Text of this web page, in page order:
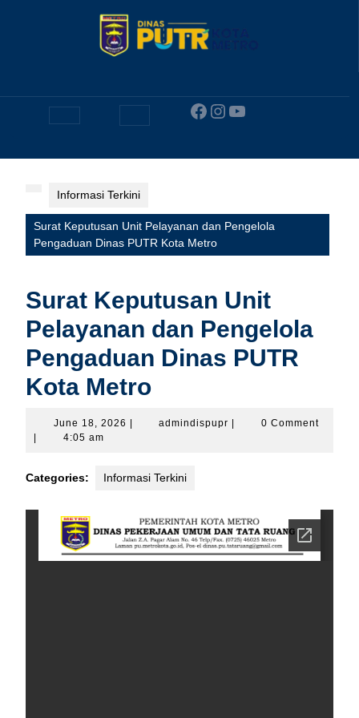
Open
Button
Facebook
Instagram
YouTube
Informasi Terkini
Surat Keputusan Unit Pelayanan dan Pengelola
Pengaduan Dinas PUTR Kota Metro
Surat Keputusan Unit
Pelayanan dan Pengelola
Pengaduan Dinas PUTR
Kota Metro
June 18, 2026 June
admindispupr admindispupr
0 Comment
4:05 am
Categories: Informasi Terkini